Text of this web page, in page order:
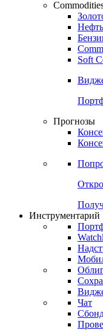
Нефть
Soft
Прогнозы
Инструментарий
Чат